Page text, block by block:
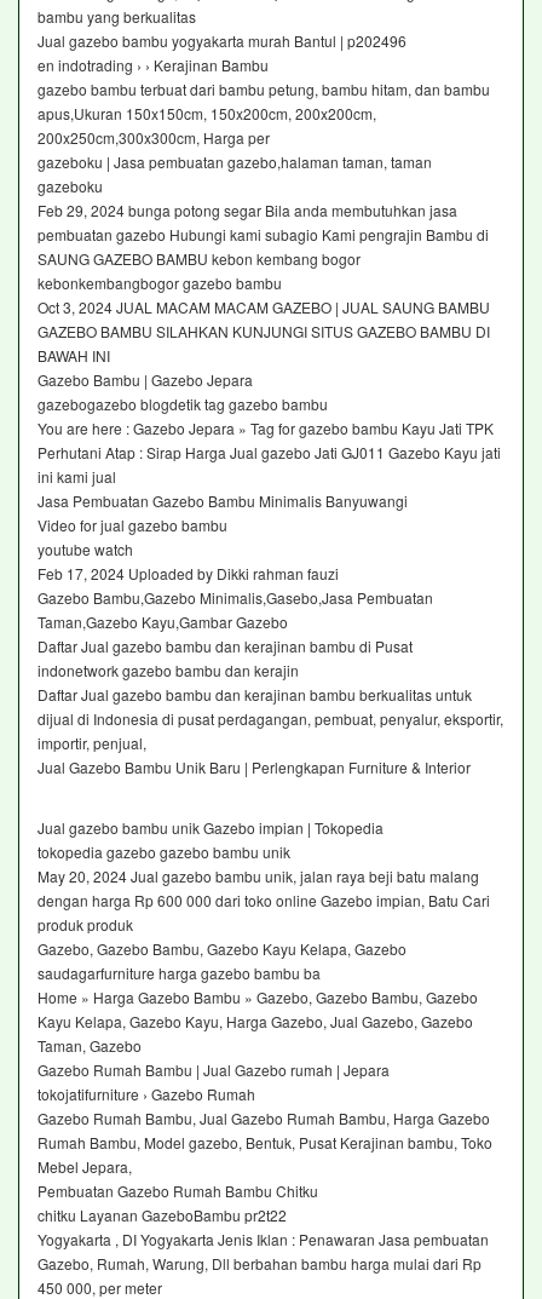
bambu yang berkualitas
Jual gazebo bambu yogyakarta murah Bantul | p202496
en indotrading › › Kerajinan Bambu
gazebo bambu terbuat dari bambu petung, bambu hitam, dan bambu
apus,Ukuran 150x150cm, 150x200cm, 200x200cm,
200x250cm,300x300cm, Harga per
gazeboku | Jasa pembuatan gazebo,halaman taman, taman
gazeboku
Feb 29, 2024 bunga potong segar Bila anda membutuhkan jasa
pembuatan gazebo Hubungi kami subagio Kami pengrajin Bambu di
SAUNG GAZEBO BAMBU kebon kembang bogor
kebonkembangbogor gazebo bambu
Oct 3, 2024 JUAL MACAM MACAM GAZEBO | JUAL SAUNG BAMBU
GAZEBO BAMBU SILAHKAN KUNJUNGI SITUS GAZEBO BAMBU DI
BAWAH INI
Gazebo Bambu | Gazebo Jepara
gazebogazebo blogdetik tag gazebo bambu
You are here : Gazebo Jepara » Tag for gazebo bambu Kayu Jati TPK
Perhutani Atap : Sirap Harga Jual gazebo Jati GJ011 Gazebo Kayu jati
ini kami jual
Jasa Pembuatan Gazebo Bambu Minimalis Banyuwangi
Video for jual gazebo bambu
youtube watch
Feb 17, 2024 Uploaded by Dikki rahman fauzi
Gazebo Bambu,Gazebo Minimalis,Gasebo,Jasa Pembuatan
Taman,Gazebo Kayu,Gambar Gazebo
Daftar Jual gazebo bambu dan kerajinan bambu di Pusat
indonetwork gazebo bambu dan kerajin
Daftar Jual gazebo bambu dan kerajinan bambu berkualitas untuk
dijual di Indonesia di pusat perdagangan, pembuat, penyalur, eksportir,
importir, penjual,
Jual Gazebo Bambu Unik Baru | Perlengkapan Furniture & Interior‎
Jual gazebo bambu unik Gazebo impian | Tokopedia
tokopedia gazebo gazebo bambu unik
May 20, 2024 Jual gazebo bambu unik, jalan raya beji batu malang
dengan harga Rp 600 000 dari toko online Gazebo impian, Batu Cari
produk produk
Gazebo, Gazebo Bambu, Gazebo Kayu Kelapa, Gazebo
saudagarfurniture harga gazebo bambu ba
Home » Harga Gazebo Bambu » Gazebo, Gazebo Bambu, Gazebo
Kayu Kelapa, Gazebo Kayu, Harga Gazebo, Jual Gazebo, Gazebo
Taman, Gazebo
Gazebo Rumah Bambu | Jual Gazebo rumah | Jepara
tokojatifurniture › Gazebo Rumah
Gazebo Rumah Bambu, Jual Gazebo Rumah Bambu, Harga Gazebo
Rumah Bambu, Model gazebo, Bentuk, Pusat Kerajinan bambu, Toko
Mebel Jepara,
Pembuatan Gazebo Rumah Bambu Chitku
chitku Layanan GazeboBambu pr2t22
Yogyakarta , DI Yogyakarta Jenis Iklan : Penawaran Jasa pembuatan
Gazebo, Rumah, Warung, Dll berbahan bambu harga mulai dari Rp
450 000, per meter